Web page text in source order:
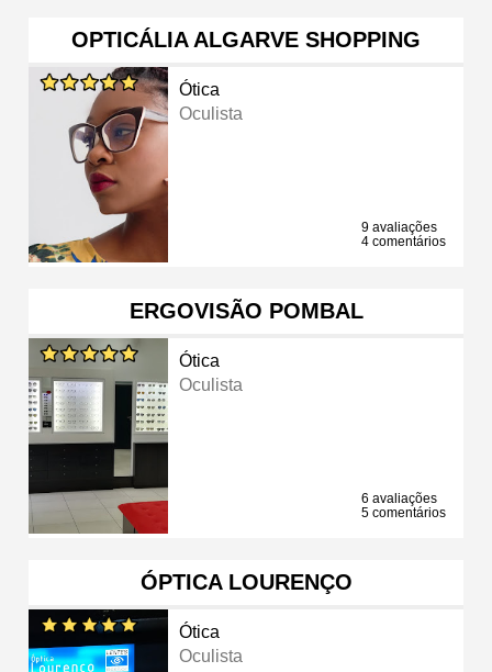
OPTICÁLIA ALGARVE SHOPPING
Ótica
Oculista
9 avaliações
4 comentários
ERGOVISÃO POMBAL
Ótica
Oculista
6 avaliações
5 comentários
ÓPTICA LOURENÇO
Ótica
Oculista